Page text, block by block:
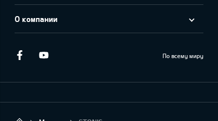
О компании
Facebook По всему миру